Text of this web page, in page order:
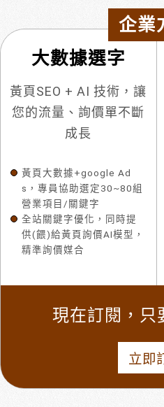
企業
大數據選字
黃頁SEO + AI 技術，讓
您的流量、詢價單不斷
成長
黃頁大數據+google Ad
s，專員協助選定30~80組
營業項目/關鍵字
全站關鍵字優化，同時提
供(餵)給黃頁詢價AI模型，
精準詢價媒合
現在訂閱，只
立即